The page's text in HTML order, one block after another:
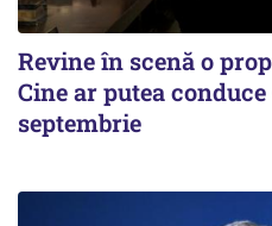
Revine în scenă o
Cine ar putea
septembrie